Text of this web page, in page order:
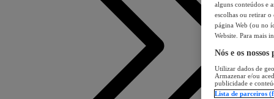
alguns conteúdos e
escolhas ou retirar
página Web (ou no
Website. Para mais
Nós e os
Utilizar dados de
Armazenar e/ou
publicidade e
Lista de parceiros